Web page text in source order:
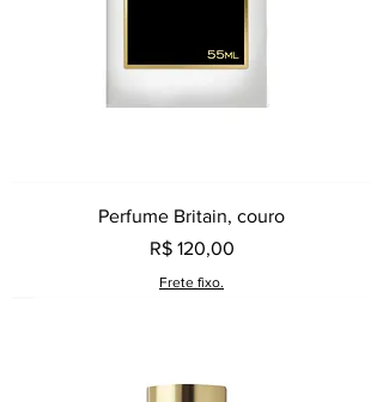
Perfume Britain, couro
Preço
R$ 120,00
Frete fixo.